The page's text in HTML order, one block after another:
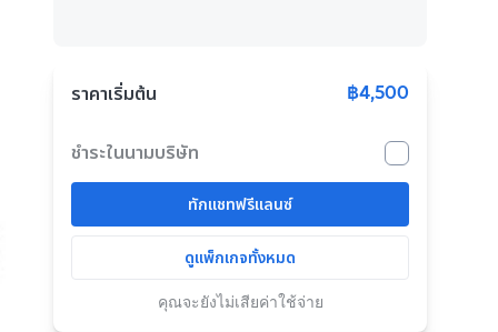
ราคาเริ่มต้น ฿4,500
ชำระในนามบริษัท
ทักแชทฟรีแลนซ์
ดูแพ็กเกจทั้งหมด
คุณจะยังไม่เสียค่าใช้จ่าย